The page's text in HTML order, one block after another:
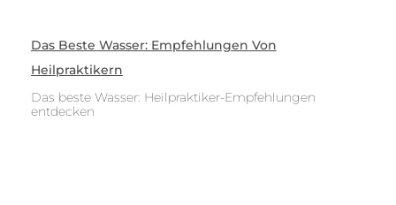
Das Beste Wasser: Empfehlungen Von
Heilpraktikern
Das beste Wasser: Heilpraktiker-Empfehlungen
entdecken